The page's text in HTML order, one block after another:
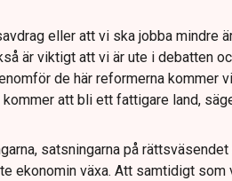
eller att vi ska jobba mindre
är viktigt att vi är ute i debatten
de här reformerna kommer
att bli ett fattigare land,
satsningarna på
ekonomin växa. Att samtidigt som